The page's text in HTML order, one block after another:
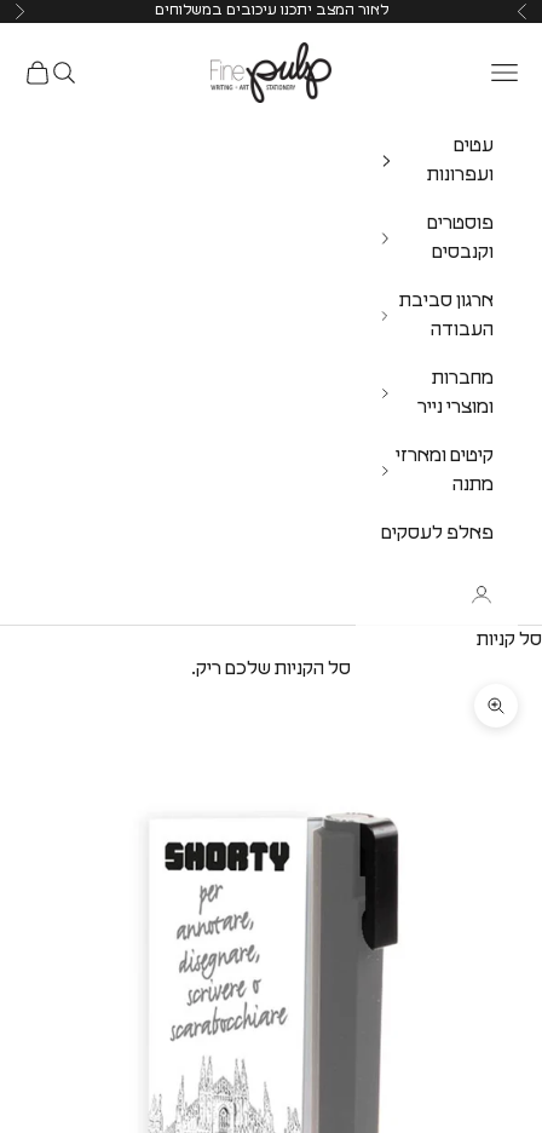
לאור המצב יתכנו עיכובים במשלוחים
Pulp Shop
עטים
ועפרונות
פוסטרים
וקנבסים
ארגון סביבת
העבודה
מחברות
ומוצרי נייר
קיטים ומארזי
מתנה
פאלפ לעסקים
סל קניות
סל הקניות שלכם ריק.